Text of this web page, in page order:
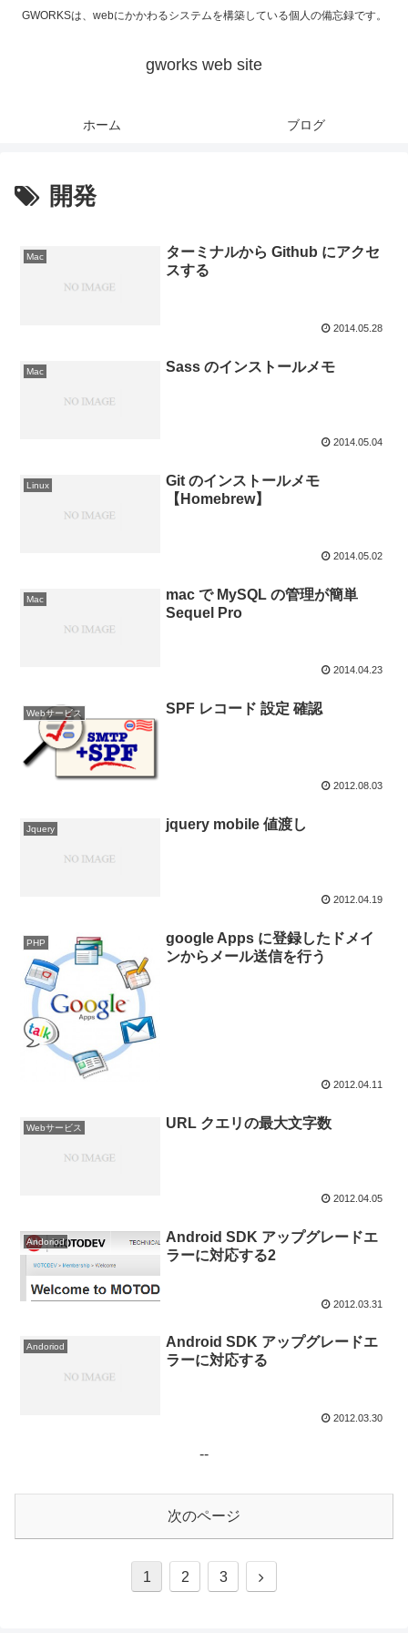
GWORKSは、webにかかわるシステムを構築している個人の備忘録です。
gworks web site
ホーム ブログ
開発
Mac
ターミナルから Github にアクセ
スする
2014.05.28
Mac Sass のインストールメモ
2014.05.04
Linux
Git のインストールメモ
【Homebrew】
2014.05.02
Mac
mac で MySQL の管理が簡単
Sequel Pro
2014.04.23
Webサービス SPF レコード 設定 確認
2012.08.03
Jquery jquery mobile 値渡し
2012.04.19
PHP
google Apps に登録したドメイ
ンからメール送信を行う
2012.04.11
Webサービス URL クエリの最大文字数
2012.04.05
Andoriod
Android SDK アップグレードエ
ラーに対応する2
2012.03.31
Andoriod
Android SDK アップグレードエ
ラーに対応する
2012.03.30
--
次のページ
1 2 3